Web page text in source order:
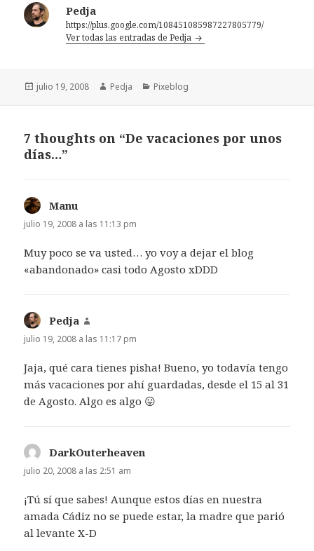
Pedja
https://plus.google.com/108451085987227805779/
Ver todas las entradas de Pedja
Publicado
julio 19, 2008 Autor
Pedja Categorías
Pixeblog
7 thoughts on “De vacaciones por unos
días…”
Manu
julio 19, 2008 a las 11:13 pm
Muy poco se va usted… yo voy a dejar el blog
«abandonado» casi todo Agosto xDDD
Pedja
julio 19, 2008 a las 11:17 pm
Jaja, qué cara tienes pisha! Bueno, yo todavía tengo
más vacaciones por ahí guardadas, desde el 15 al 31
de Agosto. Algo es algo 😛
DarkOuterheaven
julio 20, 2008 a las 2:51 am
¡Tú sí que sabes! Aunque estos días en nuestra
amada Cádiz no se puede estar, la madre que parió
al levante X-D